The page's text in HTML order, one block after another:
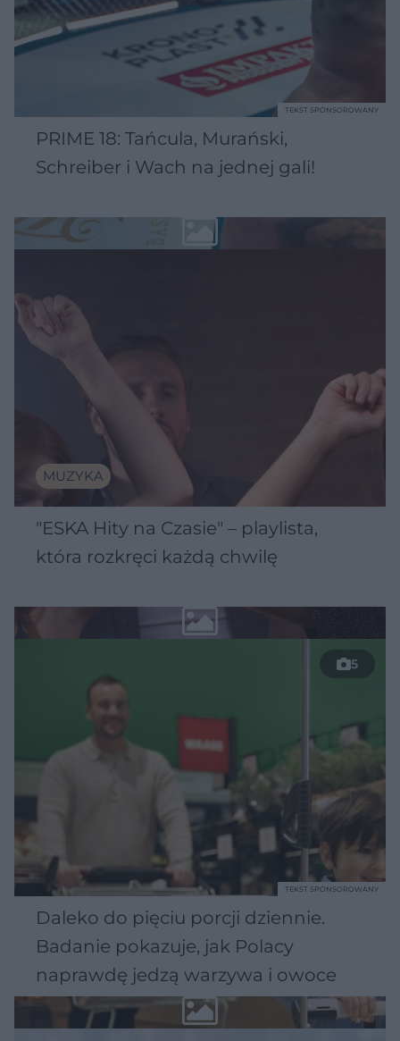
PRIME 18: Tańcula, Murański,
Schreiber i Wach na jednej gali!
TEKST SPONSOROWANY
MUZYKA
"ESKA Hity na Czasie" – playlista,
która rozkręci każdą chwilę
5
Daleko do pięciu porcji dziennie.
Badanie pokazuje, jak Polacy
naprawdę jedzą warzywa i owoce
TEKST SPONSOROWANY